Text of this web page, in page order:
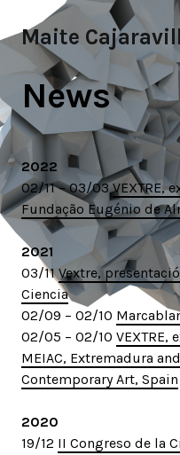
to
content
Maite
News
2022
02/11 – 03/03VEXTRE,
Fundação Eugénio de
2021
03/11Vextre,
Ciencia
02/09 – 02/10
02/05 – 02/10 VEXTRE,
MEIAC, Extremadura
Contemporary Art, Spain
2020
19/12 II Congreso de la